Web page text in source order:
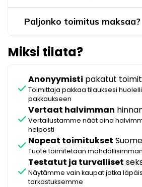
Paljonko toimitus maksaa?
Miksi tilata?
check
Anonyymisti pakatut
Toimittaja pakkaa tilauksesi
pakkaukseen
check
Vertaat halvimman
Vertailustamme näät aina
helposti
check Nopeat toimitukset
Tuote toimitetaan
check
Testatut ja turvalliset
Näytämme vain kaupat jotka
tarkastuksemme